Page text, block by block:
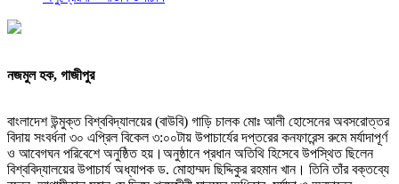
নজমুল হক, গাজীপুর
বাংলাদেশ উন্মুক্ত বিশ্ববিদ্যালয়ের (বাউবি) গাড়ি চালক মোঃ আলী হোসেনের অবসরোত্তর
বিদায় সংবর্ধনা ৩০ এপ্রিল বিকেল ৩:০০টায় উপাচার্যের দপ্তরের কনফারেন্স রুমে মর্যাদাপূর্ণ
ও আবেগঘন পরিবেশে অনুষ্ঠিত হয়।অনুষ্ঠানে প্রধান অতিথি হিসেবে উপস্থিত ছিলেন
বিশ্ববিদ্যালয়ের উপাচার্য অধ্যাপক ড. মোহাম্মদ ছিদ্দিকুর রহমান খান। তিনি তাঁর বক্তব্যে